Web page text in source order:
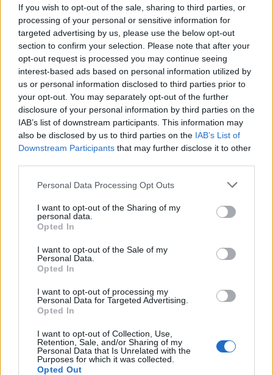
If you wish to opt-out of the sale, sharing to third parties, or
processing of your personal or sensitive information for
targeted advertising by us, please use the below opt-out
section to confirm your selection. Please note that after your
opt-out request is processed you may continue seeing
interest-based ads based on personal information utilized by
us or personal information disclosed to third parties prior to
your opt-out. You may separately opt-out of the further
disclosure of your personal information by third parties on the
IAB’s list of downstream participants. This information may
also be disclosed by us to third parties on the IAB’s List of
Downstream Participants that may further disclose it to other
Please note that this website/app uses one or more Google
not limited to your visit or usage behaviour. You may click to
grant or deny consent to Google and its third-party tags to
use your data for below specified purposes in below Google
consent section.
Personal Data Processing Opt Outs
I want to opt-out of the Sharing of my
personal data.
Opted In
I want to opt-out of the Sale of my
Personal Data.
Opted In
I want to opt-out of processing my
Personal Data for Targeted Advertising.
Opted In
I want to opt-out of Collection, Use,
Retention, Sale, and/or Sharing of my
Personal Data that Is Unrelated with the
Purposes for which it was collected.
Opted Out
Rengeteg munkával, irdatlan adatmennyiség
feldolgozásával jutottak el idáig. A rácsszerkezet
több mint ötmillió változatát, 18 esztendő atlétikai
teljesítményét elemezve azonosították a célra
alkalmas tervet, amelyet az MIT (Massachusetts
nyújtottak a kivitelezéshez.
„Futás közben, minden egyes alkalommal, ha a lábunk
a talajhoz ér, megszakad az előre történő mozgás, a
képességeitől függetlenül, minden futóra érvényes. Az
MIT Sportlaboratóriumában innovatív technológiákat
– áll az intézmény közleményében.
A cipő új Continental külső talpa garantálja, hogy
viselője bármilyen időjárási viszonyok között
kényelmesen fusson, a középtalp párnázása pedig
23 százalékkal nagyobb, mint az előző generációké.